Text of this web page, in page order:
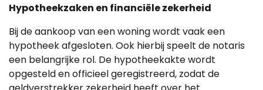
Hypotheekzaken en financiële zekerheid
Bij de aankoop van een woning wordt vaak een
hypotheek afgesloten. Ook hierbij speelt de notaris
een belangrijke rol. De hypotheekakte wordt
opgesteld en officieel geregistreerd, zodat de